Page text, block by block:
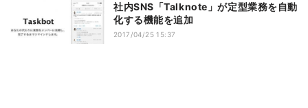
社内SNS「Talknote」が定型業務を自動
化する機能を追加
2017/04/25 15:37